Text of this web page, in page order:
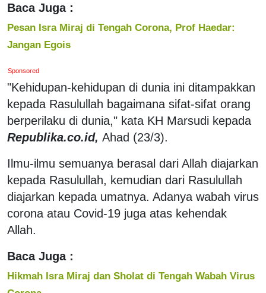
Baca Juga :
Pesan Isra Miraj di Tengah Corona, Prof Haedar:
Jangan Egois
Sponsored
"Kehidupan-kehidupan di dunia ini ditampakkan
kepada Rasulullah bagaimana sifat-sifat orang
berperilaku di dunia," kata KH Marsudi kepada
Republika.co.id, Ahad (23/3).
Ilmu-ilmu semuanya berasal dari Allah diajarkan
kepada Rasulullah, kemudian dari Rasulullah
diajarkan kepada umatnya. Adanya wabah virus
corona atau Covid-19 juga atas kehendak
Allah.
Baca Juga :
Hikmah Isra Miraj dan Sholat di Tengah Wabah Virus